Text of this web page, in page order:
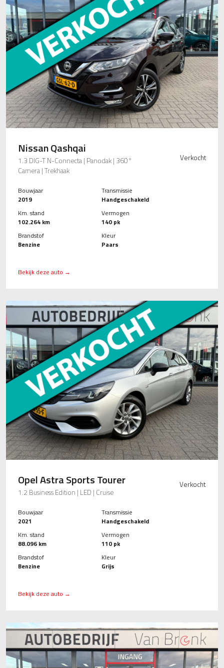
Nissan Qashqai
1.3 DIG-T N-Connecta | Panodak | 360°
Camera | Trekhaak
Verkocht
Bouwjaar
2019
Km. stand
102.264 km
Brandstof
Benzine
Transmissie
Handgeschakeld
Vermogen
140 pk
Kleur
Paars
Bekijk deze auto →
Opel Astra Sports Tourer
1.2 Business Edition | LED | Cruise
Verkocht
Bouwjaar
2021
Km. stand
88.096 km
Brandstof
Benzine
Transmissie
Handgeschakeld
Vermogen
110 pk
Kleur
Grijs
Bekijk deze auto →